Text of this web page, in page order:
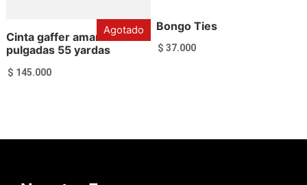
Cinta gaffer amarilla 2
pulgadas 55 yardas
$ 145.000
Agotado
Leer más
Bongo Ties
$ 37.000
Añadir al carrito